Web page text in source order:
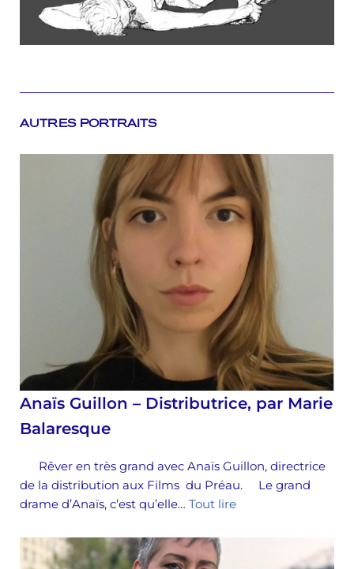
AUTRES PORTRAITS
Anaïs Guillon – Distributrice, par Marie
Balaresque
Rêver en très grand avec Anaïs Guillon, directrice
de la distribution aux Films du Préau. Le grand
drame d’Anaïs, c’est qu’elle… Tout lire